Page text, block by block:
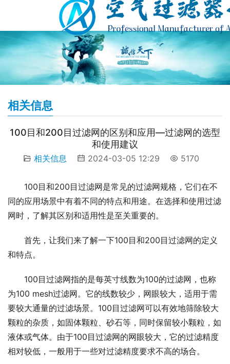
相关信息
100目和200目过滤网的区别和应用—过滤网的选型
和使用建议
相关信息 2024-03-05 12:29 5170
100目和200目过滤网是常见的过滤网规格，它们在不
同的应用场景中有着不同的特点和用途。在选择和使用过滤
网时，了解其区别和适用性是至关重要的。
首先，让我们来了解一下100目和200目过滤网的定义
和特点。
100目过滤网指的是每英寸线数为100的过滤网，也称
为100 mesh过滤网。它的线数较少，网眼较大，适用于需
要较大通量的过滤场景。100目过滤网可以有效地筛除较大
颗粒的杂质，如固体颗粒、砂石等，同时保留较小颗粒，如
液体或气体。由于100目过滤网的网眼较大，它的过滤精度
相对较低，一般用于一些对过滤精度要求不高的场合。